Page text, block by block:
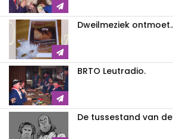
Dweilmeziek
BRTO Leutradio.
De tussestand van